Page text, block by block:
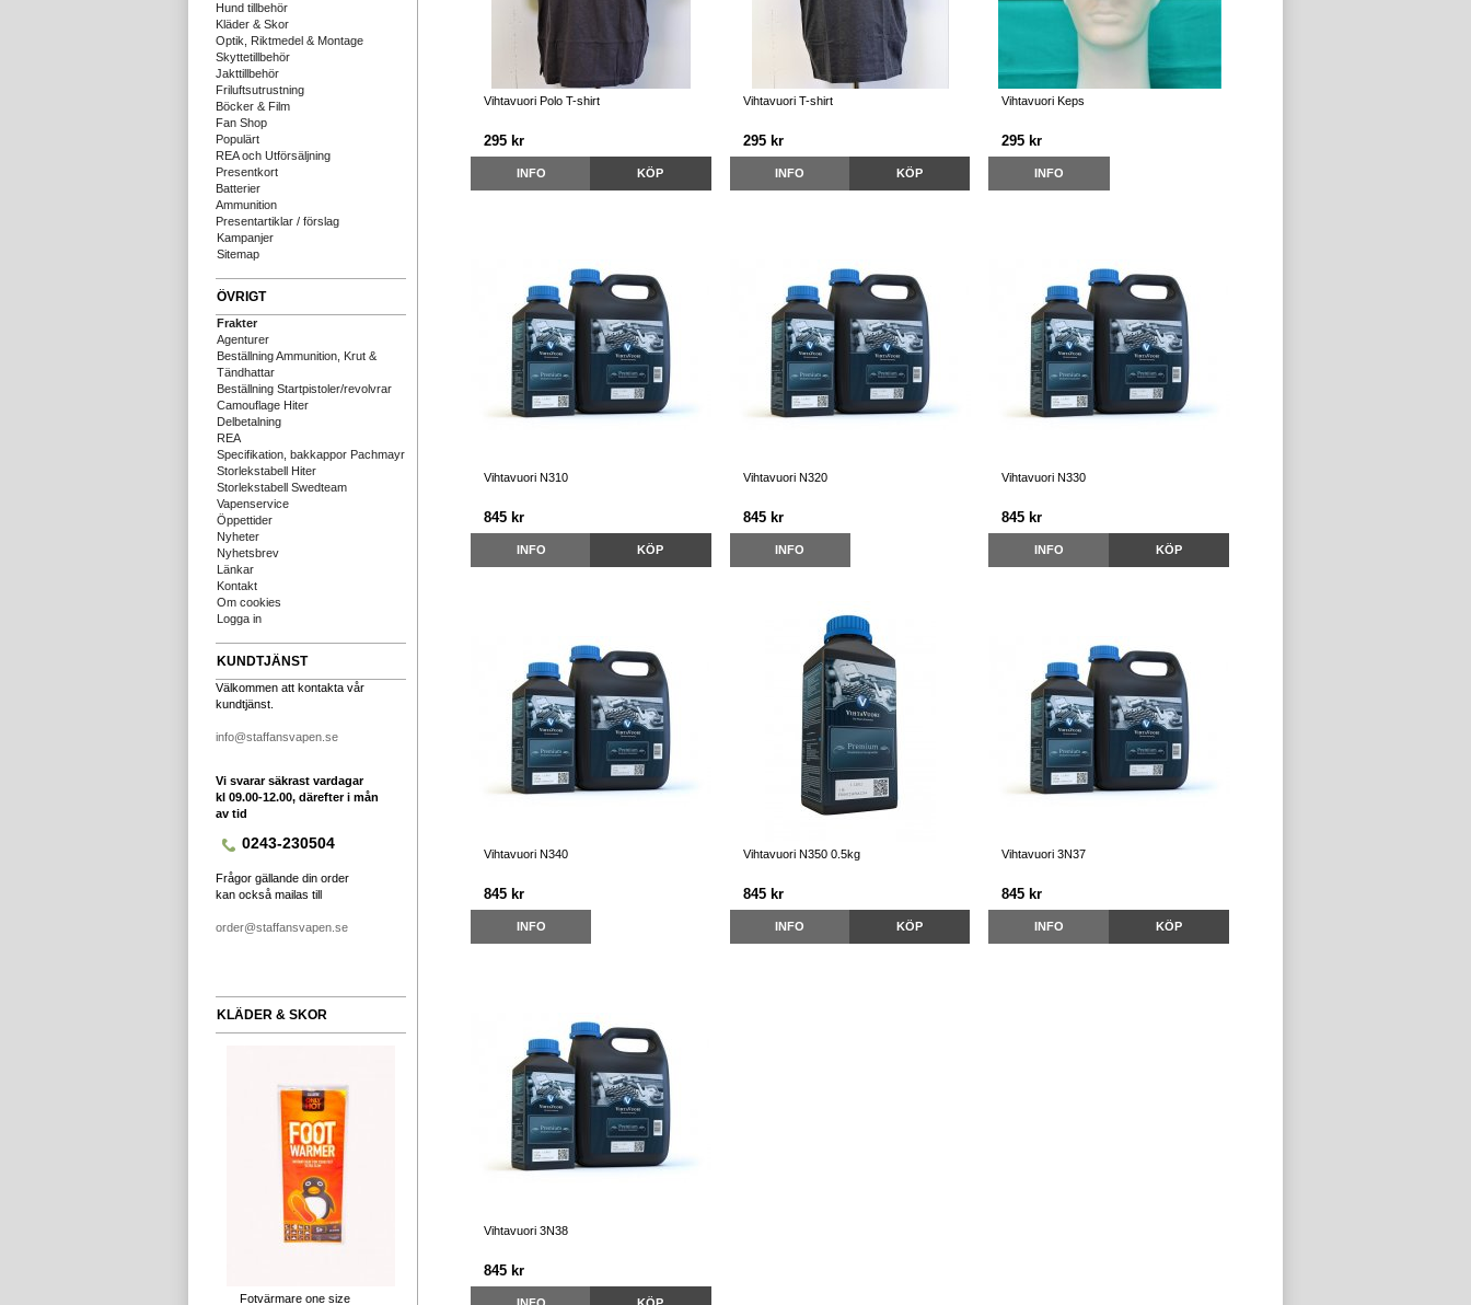
Hund tillbehör
Kläder & Skor
Optik, Riktmedel & Montage
Skyttetillbehör
Jakttillbehör
Friluftsutrustning
Böcker & Film
Fan Shop
Populärt
REA och Utförsäljning
Presentkort
Batterier
Ammunition
Presentartiklar / förslag
Kampanjer
Sitemap
ÖVRIGT
Frakter
Agenturer
Beställning Ammunition, Krut &
Tändhattar
Beställning Startpistoler/revolvrar
Camouflage Hiter
Delbetalning
REA
Specifikation, bakkappor Pachmayr
Storlekstabell Hiter
Storlekstabell Swedteam
Vapenservice
Öppettider
Nyheter
Nyhetsbrev
Länkar
Kontakt
Om cookies
Logga in
KUNDTJÄNST
Välkommen att kontakta vår
kundtjänst.
info@staffansvapen.se
Vi svarar säkrast vardagar
kl 09.00-12.00, därefter i mån
av tid
0243-230504
Frågor gällande din order
kan också mailas till
order@staffansvapen.se
KLÄDER & SKOR
Fotvärmare one size
Vihtavuori Polo T-shirt
295 kr
INFO KÖP
Vihtavuori T-shirt
295 kr
INFO KÖP
Vihtavuori Keps
295 kr
INFO
Vihtavuori N310
845 kr
INFO KÖP
Vihtavuori N320
845 kr
INFO
Vihtavuori N330
845 kr
INFO KÖP
Vihtavuori N340
845 kr
INFO
Vihtavuori N350 0.5kg
845 kr
INFO KÖP
Vihtavuori 3N37
845 kr
INFO KÖP
Vihtavuori 3N38
845 kr